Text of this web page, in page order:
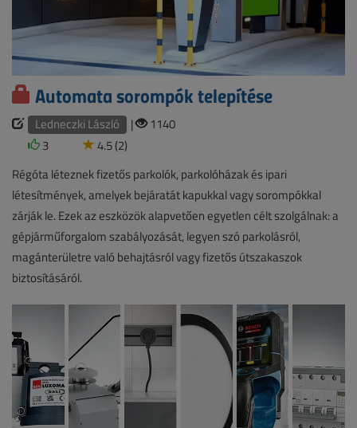
Automata sorompók telepítése
Ledneczki László |
1140
3
4.5 (2)
Régóta léteznek fizetős parkolók, parkolóházak és ipari
létesítmények, amelyek bejáratát kapukkal vagy sorompókkal
zárják le. Ezek az eszközök alapvetően egyetlen célt szolgálnak: a
gépjárműforgalom szabályozását, legyen szó parkolásról,
magánterületre való behajtásról vagy fizetős útszakaszok
biztosításáról.